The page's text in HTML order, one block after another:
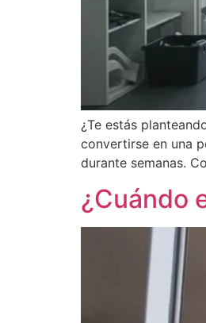
¿Te estás
convertirse en una
durante semanas.
¿Cuándo